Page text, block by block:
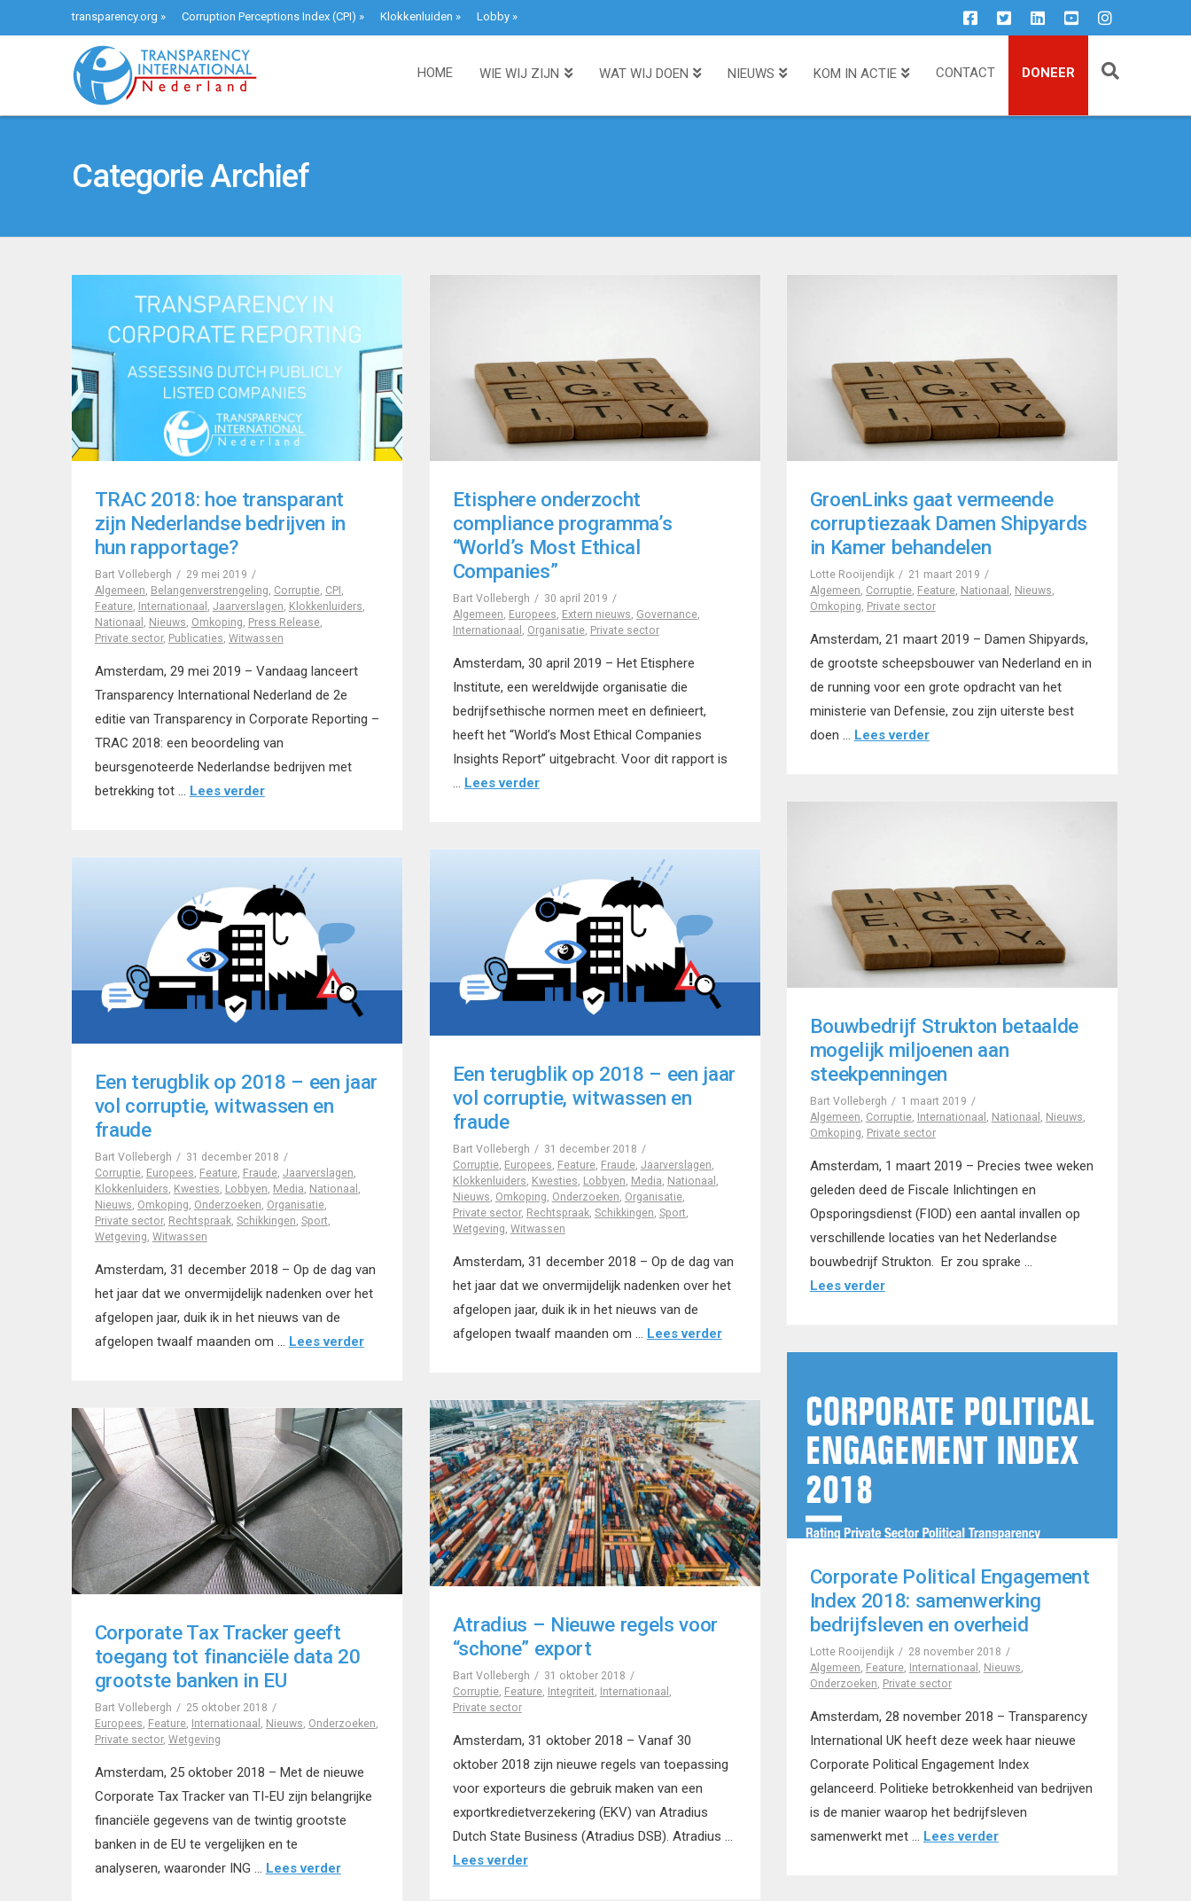
transparency.org » Corruption Perceptions Index (CPI) » Klokkenluiden » Lobby»
HOME WIE WIJ ZIJN WAT WIJ DOEN NIEUWS KOM IN ACTIE CONTACT DONEER
Categorie Archief
TRAC 2018: hoe transparant
zijn Nederlandse bedrijven in
hun rapportage?
Bart Vollebergh
29 mei 2019
Algemeen, Belangenverstrengeling, Corruptie, CPI ,
Feature, Internationaal , Jaarverslagen, Klokkenluiders,
Nationaal , Nieuws, Omkoping, Press Release,
Private sector, Publicaties, Witwassen
Amsterdam, 29 mei 2019 – Vandaag lanceert
Transparency International Nederland de 2e
editie van Transparency in Corporate Reporting –
TRAC 2018: een beoordeling van
beursgenoteerde Nederlandse bedrijven met
betrekking tot … Lees verder
Etisphere onderzocht
compliance programma’s
“World’s Most Ethical
Companies”
Bart Vollebergh
30 april 2019
Algemeen, Europees, Extern nieuws, Governance,
Internationaal , Organisatie, Private sector
Amsterdam, 30 april 2019 – Het Etisphere
Institute, een wereldwijde organisatie die
bedrijfsethische normen meet en definieert,
heeft het “World’s Most Ethical Companies
Insights Report” uitgebracht. Voor dit rapport is
… Lees verder
GroenLinks gaat vermeende
corruptiezaak Damen Shipyards
in Kamer behandelen
Lotte Rooijendijk
21 maart 2019
Algemeen, Corruptie, Feature, Nationaal , Nieuws,
Omkoping, Private sector
Amsterdam, 21 maart 2019 – Damen Shipyards,
de grootste scheepsbouwer van Nederland en in
de running voor een grote opdracht van het
ministerie van Defensie, zou zijn uiterste best
doen … Lees verder
Bouwbedrijf Strukton betaalde
mogelijk miljoenen aan
steekpenningen
Bart Vollebergh
1 maart 2019
Algemeen, Corruptie, Internationaal , Nationaal , Nieuws,
Omkoping, Private sector
Amsterdam, 1 maart 2019 – Precies twee weken
geleden deed de Fiscale Inlichtingen en
Opsporingsdienst (FIOD) een aantal invallen op
verschillende locaties van het Nederlandse
bouwbedrijf Strukton. Er zou sprake …
Lees verder
Een terugblik op 2018 – een jaar
vol corruptie, witwassen en
fraude
Bart Vollebergh
31 december 2018
Corruptie, Europees, Feature, Fraude, Jaarverslagen,
Klokkenluiders, Kwesties, Lobbyen, Media, Nationaal ,
Nieuws, Omkoping, Onderzoeken, Organisatie,
Private sector, Rechtspraak, Schikkingen, Sport,
Wetgeving, Witwassen
Amsterdam, 31 december 2018 – Op de dag van
het jaar dat we onvermijdelijk nadenken over het
afgelopen jaar, duik ik in het nieuws van de
afgelopen twaalf maanden om … Lees verder
Een terugblik op 2018 – een jaar
vol corruptie, witwassen en
fraude
Bart Vollebergh
31 december 2018
Corruptie, Europees, Feature, Fraude, Jaarverslagen,
Klokkenluiders, Kwesties, Lobbyen, Media, Nationaal ,
Nieuws, Omkoping, Onderzoeken, Organisatie,
Private sector, Rechtspraak, Schikkingen, Sport,
Wetgeving, Witwassen
Amsterdam, 31 december 2018 – Op de dag van
het jaar dat we onvermijdelijk nadenken over het
afgelopen jaar, duik ik in het nieuws van de
afgelopen twaalf maanden om … Lees verder
Corporate Political Engagement
Index 2018: samenwerking
bedrijfsleven en overheid
Lotte Rooijendijk
28 november 2018
Algemeen, Feature, Internationaal , Nieuws,
Onderzoeken, Private sector
Amsterdam, 28 november 2018 – Transparency
International UK heeft deze week haar nieuwe
Corporate Political Engagement Index
gelanceerd. Politieke betrokkenheid van bedrijven
is de manier waarop het bedrijfsleven
samenwerkt met … Lees verder
Atradius – Nieuwe regels voor
“schone” export
Bart Vollebergh
31 oktober 2018
Corruptie, Feature, Integriteit, Internationaal ,
Private sector
Amsterdam, 31 oktober 2018 – Vanaf 30
oktober 2018 zijn nieuwe regels van toepassing
voor exporteurs die gebruik maken van een
exportkredietverzekering (EKV) van Atradius
Dutch State Business (Atradius DSB). Atradius …
Lees verder
Corporate Tax Tracker geeft
toegang tot financiële data 20
grootste banken in EU
Bart Vollebergh
25 oktober 2018
Europees, Feature, Internationaal , Nieuws, Onderzoeken,
Private sector, Wetgeving
Amsterdam, 25 oktober 2018 – Met de nieuwe
Corporate Tax Tracker van TI-EU zijn belangrijke
financiële gegevens van de twintig grootste
banken in de EU te vergelijken en te
analyseren, waaronder ING … Lees verder